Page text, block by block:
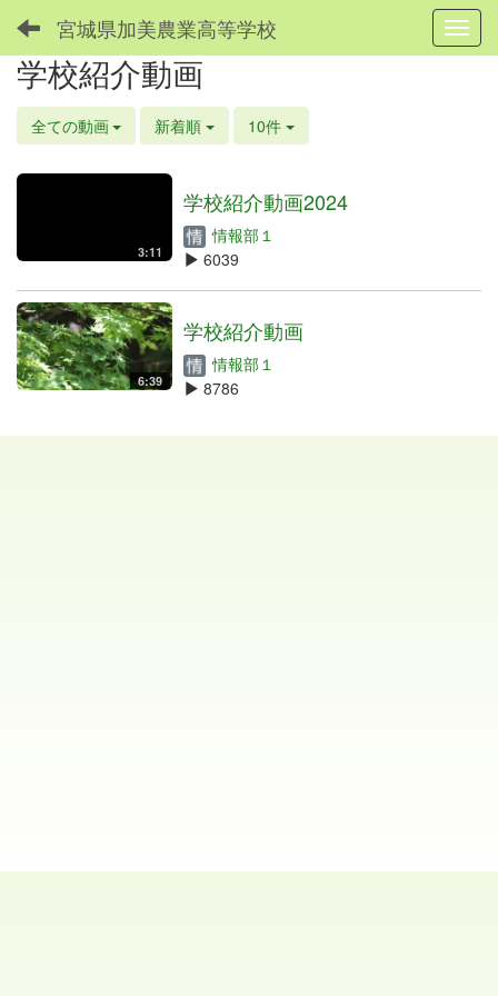
宮城県加美農業高等学校
学校紹介動画
全ての動画 新着順 10件
3:11
学校紹介動画2024
情報部１
6039
6:39
学校紹介動画
情報部１
8786